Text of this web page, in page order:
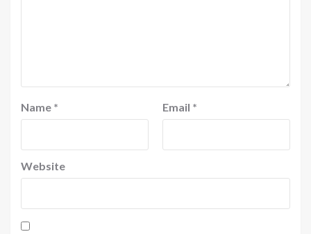
Name * Email *
Website